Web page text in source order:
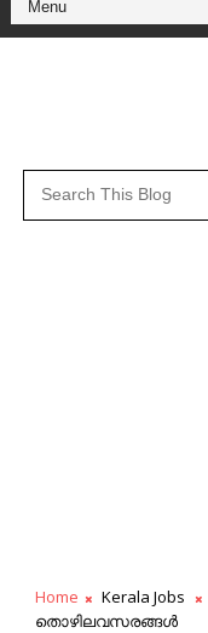
Home Kerala Jobs
തൊഴിലവസരങ്ങൾ